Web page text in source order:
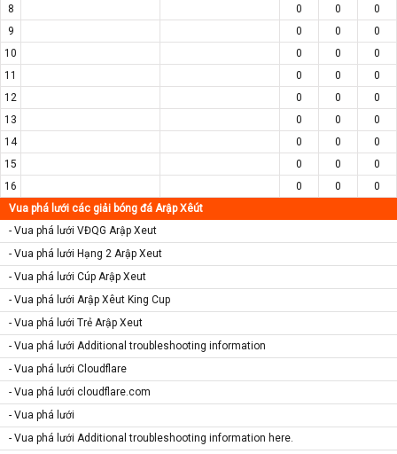
8
0 0
0
9
0 0
0
10
0 0
0
11
0 0
0
12
0 0
0
13
0 0
0
14
0 0
0
15
0 0
0
16
0 0
0
Vua phá lưới các giải bóng đá Arập Xêút
- Vua phá lưới VĐQG Arập Xeut
- Vua phá lưới Hạng 2 Arập Xeut
- Vua phá lưới Cúp Arập Xeut
- Vua phá lưới Arập Xêut King Cup
- Vua phá lưới Trẻ Arập Xeut
- Vua phá lưới Additional troubleshooting information
- Vua phá lưới Cloudflare
- Vua phá lưới cloudflare.com
- Vua phá lưới
- Vua phá lưới Additional troubleshooting information here.